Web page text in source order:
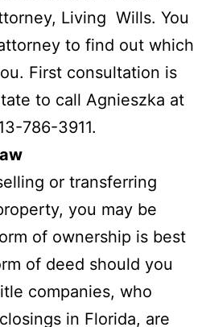
Living Wills. You
to find out which
First consultation is
to call Agnieszka at
786-3911.
or transferring
you may be
of ownership is best
of deed should you
companies, who
in Florida, are